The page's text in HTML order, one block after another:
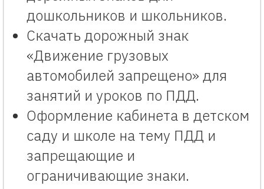
дошкольников и школьников.
Скачать дорожный знак
«Движение грузовых
автомобилей запрещено» для
занятий и уроков по ПДД.
Оформление кабинета в детском
саду и школе на тему ПДД и
запрещающие и
ограничивающие знаки.